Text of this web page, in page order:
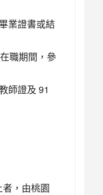
業證書或結
職期間，參
師證及 91
，由桃園